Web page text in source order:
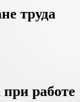
труда
работе